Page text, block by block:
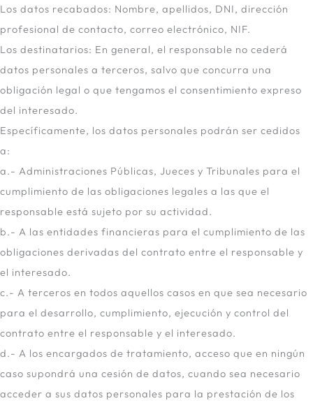
Los datos recabados: Nombre, apellidos, DNI, dirección
profesional de contacto, correo electrónico, NIF.
Los destinatarios: En general, el responsable no cederá
datos personales a terceros, salvo que concurra una
obligación legal o que tengamos el consentimiento expreso
del interesado.
Específicamente, los datos personales podrán ser cedidos
a:
a.- Administraciones Públicas, Jueces y Tribunales para el
cumplimiento de las obligaciones legales a las que el
responsable está sujeto por su actividad.
b.- A las entidades financieras para el cumplimiento de las
obligaciones derivadas del contrato entre el responsable y
el interesado.
c.- A terceros en todos aquellos casos en que sea necesario
para el desarrollo, cumplimiento, ejecución y control del
contrato entre el responsable y el interesado.
d.- A los encargados de tratamiento, acceso que en ningún
caso supondrá una cesión de datos, cuando sea necesario
acceder a sus datos personales para la prestación de los